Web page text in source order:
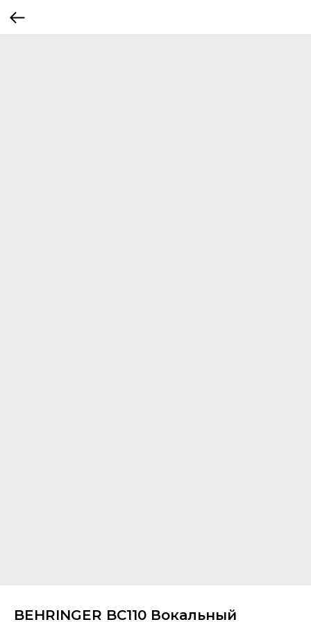
BEHRINGER BC110 Вокальный